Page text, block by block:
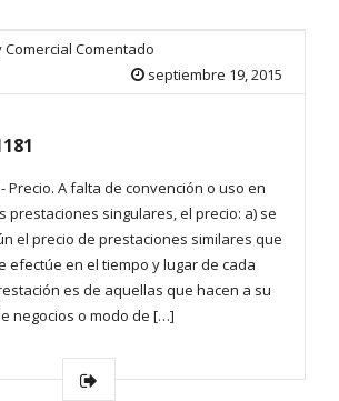
Comercial Comentado
septiembre 19, 2015
Precio. A falta de convención o uso en
prestaciones singulares, el precio: a) se
el precio de prestaciones similares que
efectúe en el tiempo y lugar de cada
es de aquellas que hacen a su
negocios o modo de […]